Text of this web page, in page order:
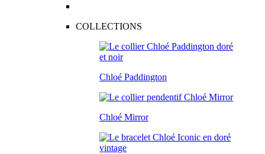
COLLECTIONS
Chloé Paddington
Chloé Mirror